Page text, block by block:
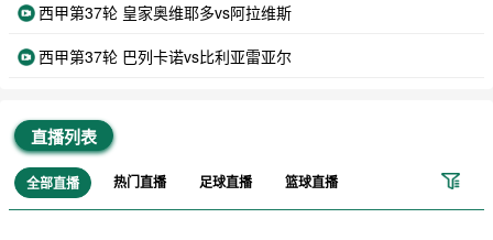
西甲第37轮 皇家奥维耶多vs阿拉维斯
西甲第37轮 巴列卡诺vs比利亚雷亚尔
直播列表
全部直播 热门直播 足球直播 篮球直播